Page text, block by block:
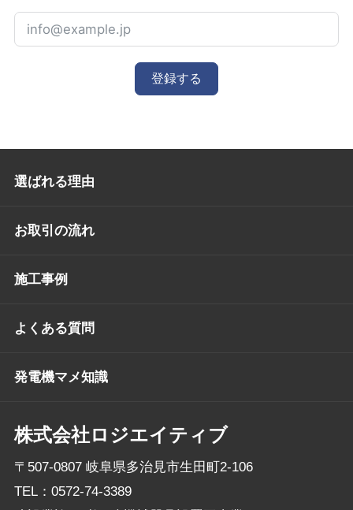
登録する
株式会社ロジエイティブ
〒507-0807 岐阜県多治見市生田町2-106
TEL： 0572-74-3389
選ばれる理由
お取引の流れ
施工事例
よくある質問
発電機マメ知識